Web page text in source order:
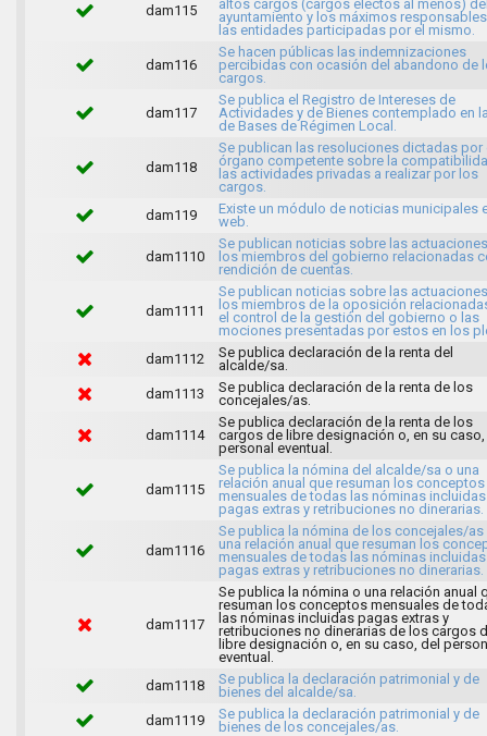
dam115
altos cargos (cargos electos al menos)
ayuntamiento y los máximos
las entidades participadas por el mismo.
dam116
Se hacen públicas las indemnizaciones
percibidas con ocasión del abandono de
cargos.
dam117
Se publica el Registro de Intereses de
Actividades y de Bienes contemplado en
de Bases de Régimen Local.
dam118
Se publican las resoluciones dictadas por
órgano competente sobre la
las actividades privadas a realizar por los
cargos.
dam119
Existe un módulo de noticias municipales
web.
dam1110
Se publican noticias sobre las
los miembros del gobierno relacionadas
rendición de cuentas.
dam1111
Se publican noticias sobre las
los miembros de la oposición
el control de la gestión del gobierno o las
mociones presentadas por estos en los
dam1112
Se publica declaración de la renta del
alcalde/sa.
dam1113
Se publica declaración de la renta de los
concejales/as.
dam1114
Se publica declaración de la renta de los
cargos de libre designación o, en su
personal eventual.
dam1115
Se publica la nómina del alcalde/sa o una
relación anual que resuman los conceptos
mensuales de todas las nóminas incluidas
pagas extras y retribuciones no dinerarias.
dam1116
Se publica la nómina de los concejales/as
una relación anual que resuman los
mensuales de todas las nóminas incluidas
pagas extras y retribuciones no dinerarias.
dam1117
Se publica la nómina o una relación anual
resuman los conceptos mensuales de
las nóminas incluidas pagas extras y
retribuciones no dinerarias de los cargos
libre designación o, en su caso, del
eventual.
dam1118
Se publica la declaración patrimonial y de
bienes del alcalde/sa.
dam1119
Se publica la declaración patrimonial y de
bienes de los concejales/as.